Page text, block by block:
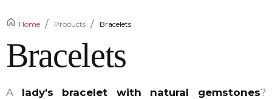
Home / Products / Bracelets
Bracelets
A lady's bracelet with natural gemstones?